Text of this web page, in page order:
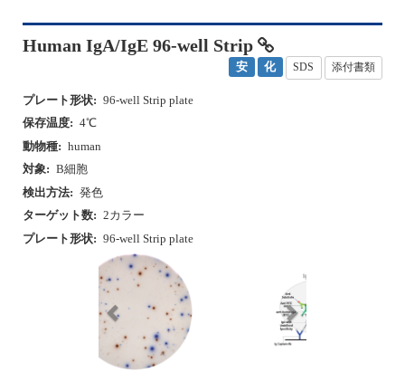
Human IgA/IgE 96-well Strip
安 化
保存温度: 4℃
動物種: human
対象: B細胞
検出方法: 発色
ターゲット数: 2カラー
プレート形状: 96-well Strip plate
P
r
e
v
i
o
u
s
t
カタログ番号 包装